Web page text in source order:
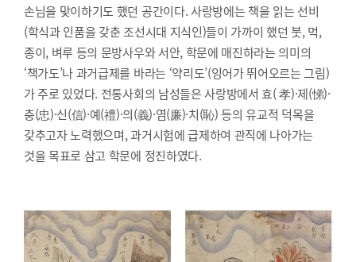
손님을 맞이하기도 했던 공간이다. 사랑방에는 책을 읽는 선비
(학식과 인품을 갖춘 조선시대 지식인)들이 가까이 했던 붓, 먹,
종이, 벼루 등의 문방사우와 서안, 학문에 매진하라는 의미의
‘책가도’나 과거급제를 바라는 ‘약리도’(잉어가 뛰어오르는 그림)
가 주로 있었다. 전통사회의 남성들은 사랑방에서 효( 孝)·제(悌)·
충(忠)·신(信)·예(禮)·의(義)·염(廉)·치(恥) 등의 유교적 덕목을
갖추고자 노력했으며, 과거시험에 급제하여 관직에 나아가는
것을 목표로 삼고 학문에 정진하였다.